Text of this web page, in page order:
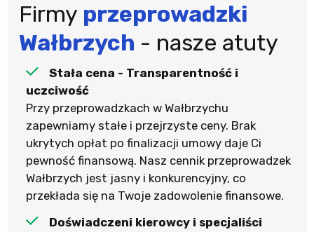
Firmy przeprowadzki
Wałbrzych - nasze atuty
Stała cena - Transparentność i
uczciwość
Przy przeprowadzkach w Wałbrzychu
zapewniamy stałe i przejrzyste ceny. Brak
ukrytych opłat po finalizacji umowy daje Ci
pewność finansową. Nasz cennik przeprowadzek
Wałbrzych jest jasny i konkurencyjny, co
przekłada się na Twoje zadowolenie finansowe.
Doświadczeni kierowcy i specjaliści